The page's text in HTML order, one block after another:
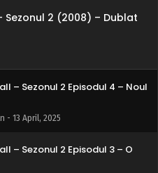
2 (2008) – Dublat
– Sezonul 2 Episodul 5 –
- 13 April, 2025
– Sezonul 2 Episodul 4 – Noul
- 13 April, 2025
– Sezonul 2 Episodul 3 – O